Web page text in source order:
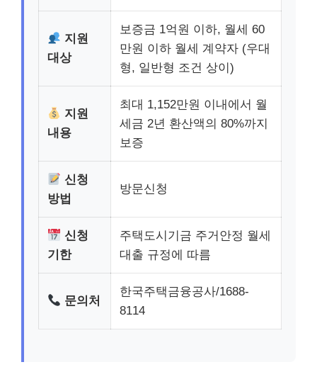
지원
대상
보증금 1억원 이하, 월세 60
만원 이하 월세 계약자 (우대
형, 일반형 조건 상이)
지원
내용
최대 1,152만원 이내에서 월
세금 2년 환산액의 80%까지
보증
신청
방법
방문신청
신청
기한
주택도시기금 주거안정 월세
대출 규정에 따름
문의처
한국주택금융공사/1688-
8114